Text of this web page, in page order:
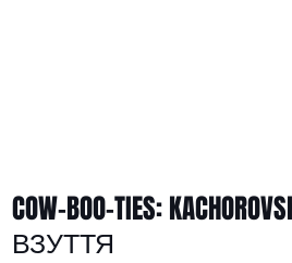
COW-BOO-TIES:
ВЗУТТЯ